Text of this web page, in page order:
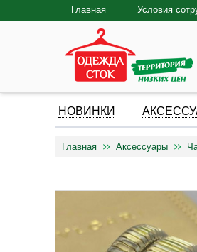
Главная Условия
НОВИНКИ
Главная Аксессуары